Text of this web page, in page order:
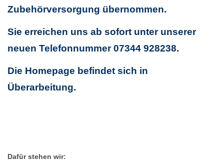
Zubehörversorgung übernommen.
Sie erreichen uns ab sofort unter unserer
neuen Telefonnummer 07344 928238.
Die Homepage befindet sich in
Überarbeitung.
Dafür stehen wir: